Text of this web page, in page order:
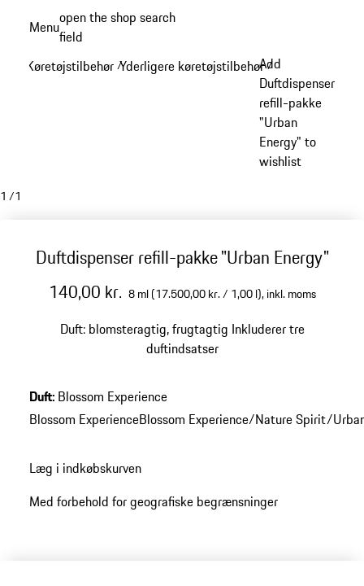
Menuopen the shop search
field
Køretøjstilbehør /Yderligere køretøjstilbehør/
Add
Duftdispenser
refill-pakke
"Urban
Energy" to
wishlist
1 /1
Duftdispenser refill-pakke "Urban Energy"
140,00 kr. 8 ml (17.500,00 kr. / 1,00 l),inkl. moms
Duft: blomsteragtig, frugtagtig Inkluderer tre
duftindsatser
Duft: Blossom Experience
Blossom ExperienceBlossom Experience/Nature Spirit/
Læg i indkøbskurven
Med forbehold for geografiske begrænsninger